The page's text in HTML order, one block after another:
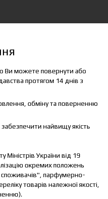
Ви можете повернути або
протягом 14 днів з
обміну та поверненню
найвищу якість
Міністрів України від 19
окремих положень
споживачів", парфумерно-
товарів належної якості,